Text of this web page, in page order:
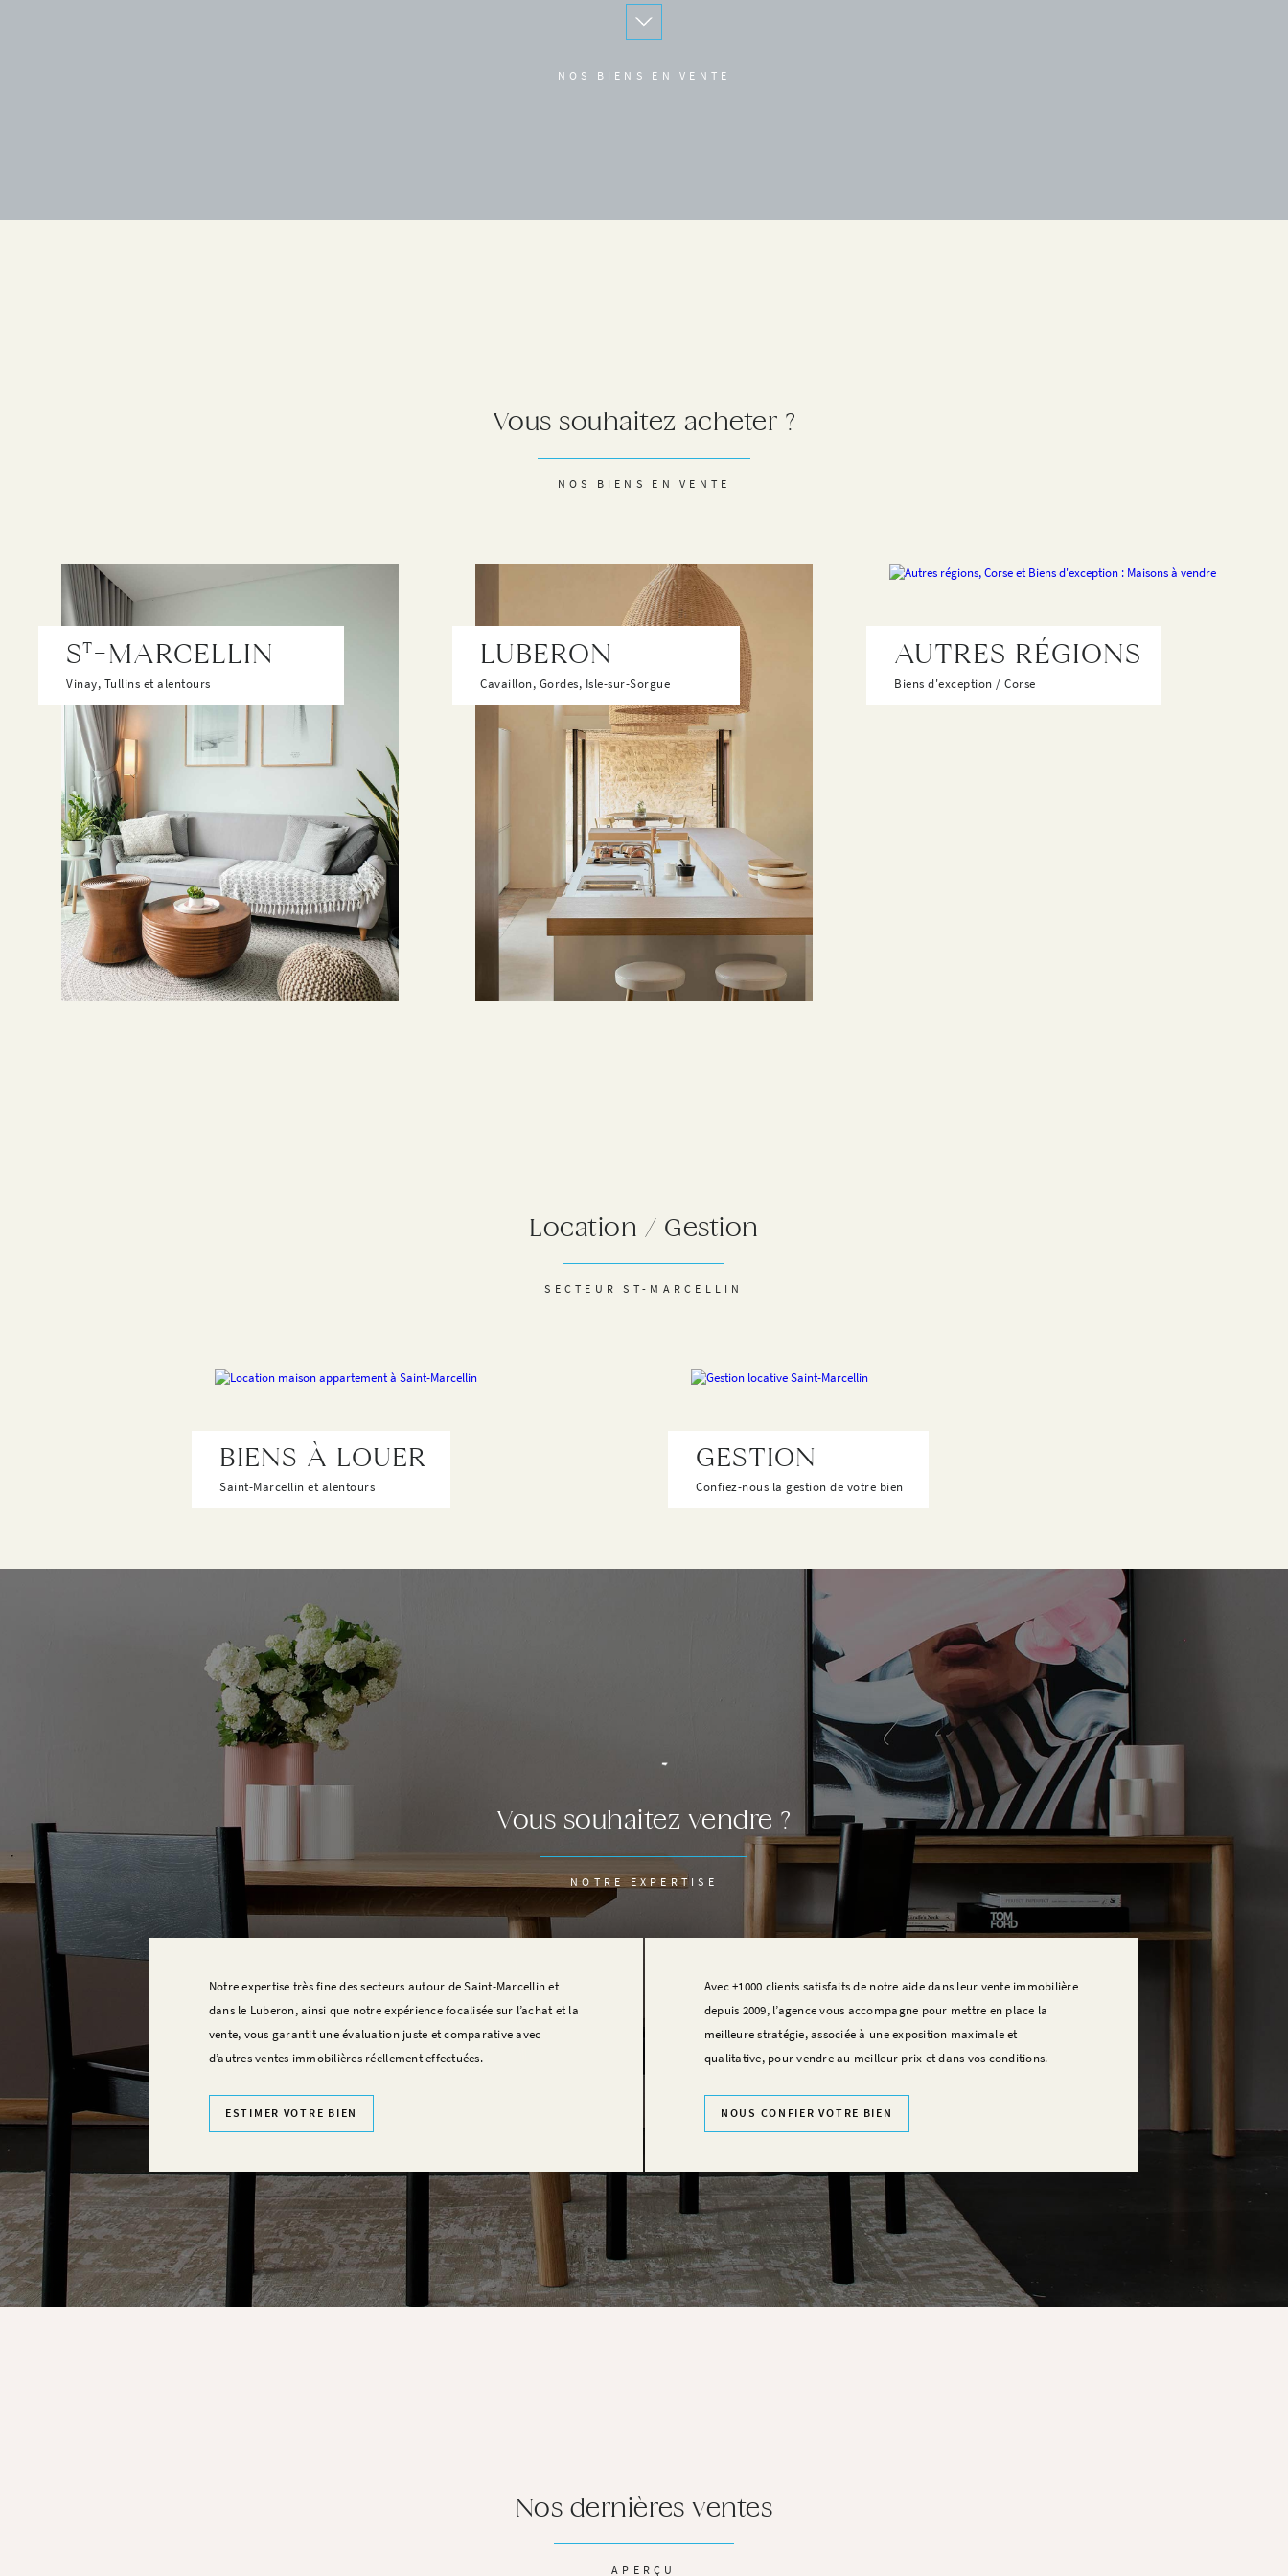
NOS BIENS EN VENTE
Vous souhaitez acheter ?
NOS BIENS EN VENTE
ST-MARCELLIN
Vinay, Tullins et alentours
LUBERON
Cavaillon, Gordes, Isle-sur-Sorgue
AUTRES RÉGIONS
Biens d'exception / Corse
Location / Gestion
SECTEUR ST-MARCELLIN
BIENS À LOUER
Saint-Marcellin et alentours
GESTION
Confiez-nous la gestion de votre bien
Vous souhaitez vendre ?
NOTRE EXPERTISE
Notre expertise très fine des secteurs autour de Saint-Marcellin et
dans le Luberon, ainsi que notre expérience focalisée sur l’achat et la
vente, vous garantit une évaluation juste et comparative avec
d’autres ventes immobilières réellement effectuées.
ESTIMER VOTRE BIEN
Avec +1000 clients satisfaits de notre aide dans leur vente immobilière
depuis 2009, l’agence vous accompagne pour mettre en place la
meilleure stratégie, associée à une exposition maximale et
qualitative, pour vendre au meilleur prix et dans vos conditions.
NOUS CONFIER VOTRE BIEN
Nos dernières ventes
APERÇU